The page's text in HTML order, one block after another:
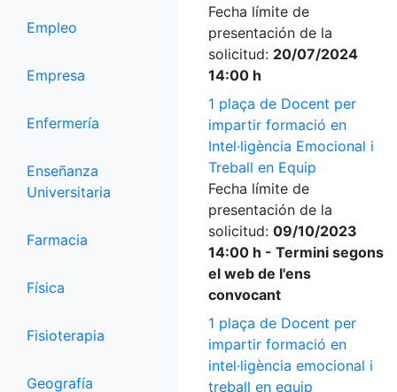
Empleo
Empresa
Enfermería
Enseñanza
Universitaria
Farmacia
Física
Fisioterapia
Geografía
Fecha límite de
presentación de la
solicitud: 20/07/2024
14:00 h
1 plaça de Docent per
impartir formació en
Intel·ligència Emocional i
Treball en Equip
Fecha límite de
presentación de la
solicitud: 09/10/2023
14:00 h - Termini segons
el web de l'ens
convocant
1 plaça de Docent per
impartir formació en
intel·ligència emocional i
treball en equip